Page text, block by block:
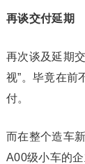
再谈交付延期
再次谈及延期
视”。毕竟在前
付。
而在整个造车
A00级小车的